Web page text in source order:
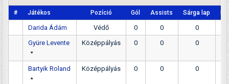
# Játékos Pozíció Gól Assists Sárga lap
Darida Ádám Védő 0 0
0
Gyüre Levente
Középpályás 0 0 0
Bartyik Roland Középpályás 0 0 0